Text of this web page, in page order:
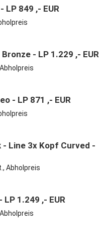
LP 849 ,- EUR
- LP 1.229 ,- EUR
- LP 871 ,- EUR
Line 3x Kopf Curved -
Abholpreis
1.249 ,- EUR